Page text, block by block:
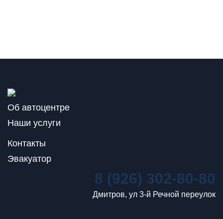
Об автоцентре
Наши услуги
Контакты
Эвакуатор
8 (926) 302-80-80
Дмитров, ул 3-й Речной переулок